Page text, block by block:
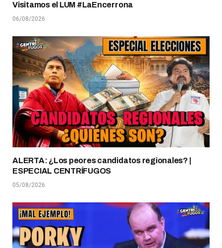
Visitamos el LUM #LaEncerrona
06/08/2026
ALERTA: ¿Los peores candidatos regionales? |
ESPECIAL CENTRÍFUGOS
05/08/2026